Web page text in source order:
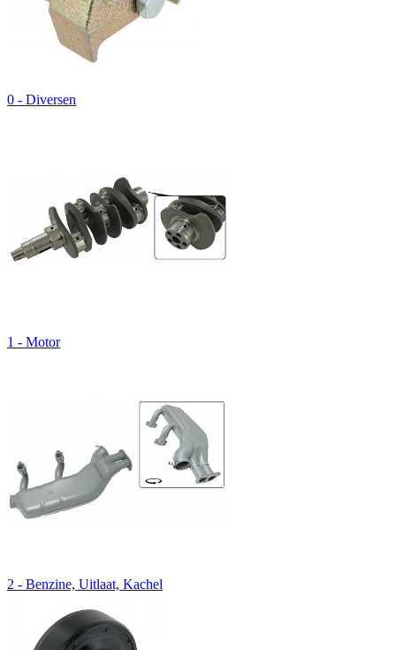
0 - Diversen
1 - Motor
2 - Benzine, Uitlaat, Kachel